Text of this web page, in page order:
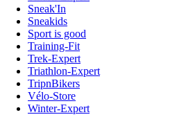
Sneak'In
Sneakids
Sport is good
Training-Fit
Trek-Expert
Triathlon-Expert
TripnBikers
Vélo-Store
Winter-Expert